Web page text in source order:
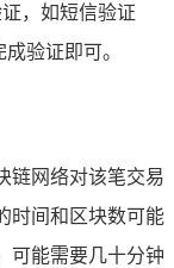
，如短信验证
验证即可。
链网络对该笔交易
时间和区块数可能
可能需要几十分钟